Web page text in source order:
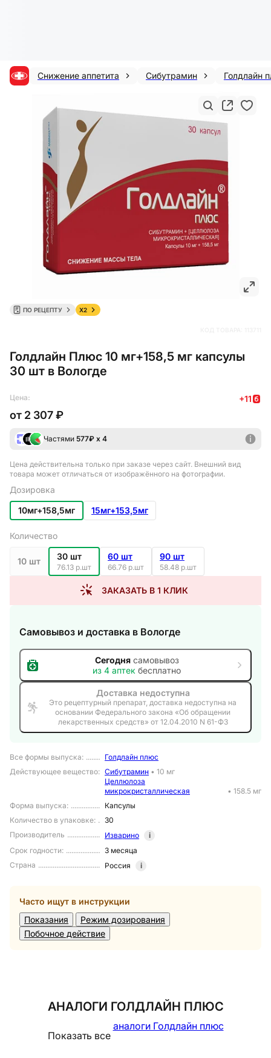
Снижение аппетита Сибутрамин Голдлайн
Голдлайн Плюс 10 мг+158,5 мг капсулы
30 шт в Вологде
ПО РЕЦЕПТУ X2
Все формы выпуска:
Голдлайн плюс
Действующее вещество: Сибутрамин • 10 мг
Целлюлоза
микрокристаллическая
• 158.5 мг
Форма выпуска:
Капсулы
Количество в упаковке:
30
Производитель
Изварино
i
Срок годности:
3 месяца
Страна
Россия i
Часто ищут в инструкции
Показания
Режим дозирования
Побочное действие
Цена: +11
от 2 307 ₽
Частями 577₽ х 4
Цена действительна только при заказе через сайт. Внешний вид
товара может отличаться от изображённого на фотографии.
Дозировка
10мг+158,5мг
15мг+153,5мг
Количество
10 шт 30 шт
76.13 р.шт
60 шт
66.76 р.шт
90 шт
58.48 р.шт
ЗАКАЗАТЬ В 1 КЛИК
Самовывоз и доставка в Вологде
Сегоднясамовывоз
из 4 аптек бесплатно
Доставка недоступна
Это рецептурный препарат, доставка недоступна на
основании Федерального закона «Об обращении
лекарственных средств» от 12.04.2010 N 61-ФЗ
АНАЛОГИ ГОЛДЛАЙН ПЛЮС
Показать все
аналоги Голдлайн плюс